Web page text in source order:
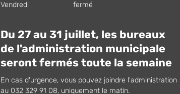
Vendredi
fermé
Du 27 au 31 juillet, les bureaux
de l'administration municipale
seront fermés toute la semaine
En cas d'urgence, vous pouvez joindre l'administration
au 032 329 91 08, uniquement le matin.